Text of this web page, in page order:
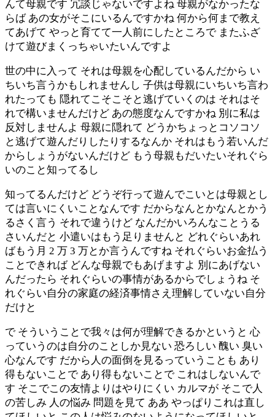
んて母親です 冗談じゃないですよね 母親がなかったな
らば あの女がそこにいるんですかね 何から何まで教え
てあげて やっと育てて一人前にしたところで またふざ
けて遊びまくっちゃいたいんですよ
世の中に入って それは母親を心配しているんだから い
ちいち言うかもしれませんし 子供は母親にいちいち言わ
れたっても 隠れてこそこそと逃げていくのは それはそ
れで構いませんだけど あの態度なんですかね 別に私は
反対しませんよ 母親に隠れて どうかちょっとコソコソ
と逃げて遊んだりしたりするなんか それはもう若いんだ
からしょうがないんだけど もう母親もだいたいそれぐら
いのこと知ってるし
知ってるんだけど どうぞ行って遊んでこいとは母親とし
ては言いにくいことなんです だからなんとかなんとかう
るさく言う それで違うけど なんだかいろんなことうる
さいんだと 小遣いはもう足りませんと どれぐらいあれ
ばもう月 2 万 3 万とか言うんですね それぐらいお金払う
ことできれば どんな母親でもあげますよ 別にあげない
んだったら それぐらいの事情があるからでしょうね そ
れぐらい自分の家庭の経済事情さえ理解していない自分
だけと
で そういうことで我々は何が理解できるかというと 心
っていうのは自分のことしか見ない 恐ろしい 醜い 臭い
心なんです だから人の面倒を見るっていうことも あり
得もないことで あり得もないことで これはしないんで
す そこでこの友情よりはやりにくい カルマが そこで人
の苦しみ 人の悩み 問題を見て ああ やっぱりこれは直し